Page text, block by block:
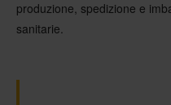
produzione, spedizione e
sanitarie.